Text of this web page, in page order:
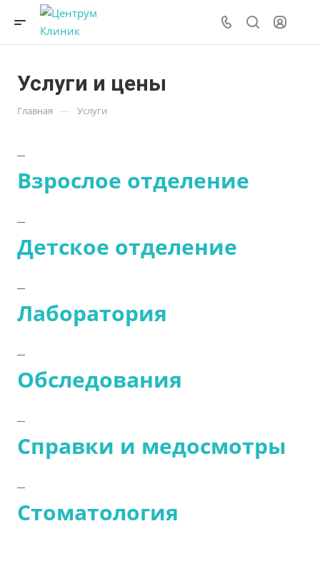
Услуги и цены
Главная — Услуги
Взрослое отделение
Детское отделение
Лаборатория
Обследования
Справки и медосмотры
Стоматология